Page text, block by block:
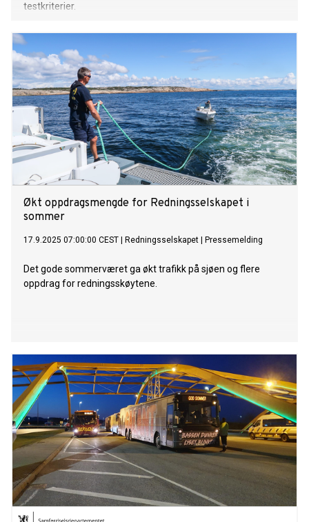
testkriterier.
Økt oppdragsmengde for Redningsselskapet i
sommer
17.9.2025 07:00:00 CEST Redningsselskapet Pressemelding
Det gode sommerværet ga økt trafikk på sjøen og flere
oppdrag for redningsskøytene.